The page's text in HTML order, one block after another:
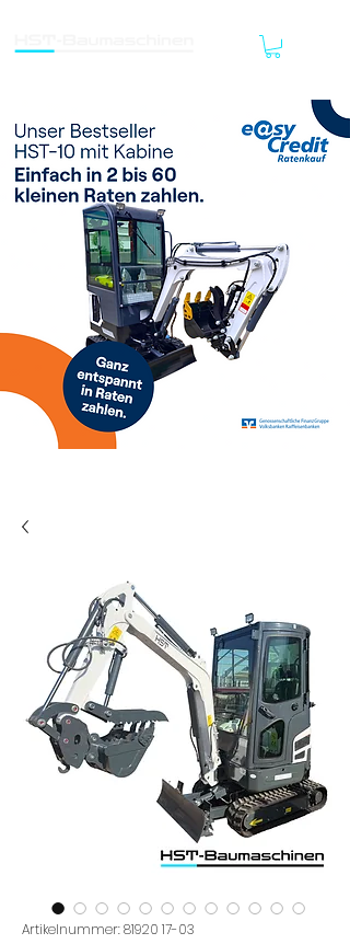
Artikelnummer: 81920 17-03